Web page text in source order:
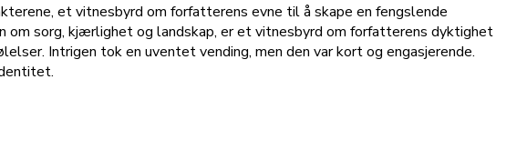
et vitnesbyrd om forfatterens evne til å skape en fengslende
om sorg, kjærlighet og landskap, er et vitnesbyrd om forfatterens dyktighet
Intrigen tok en uventet vending, men den var kort og engasjerende.